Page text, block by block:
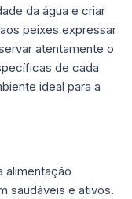
da água e criar
peixes expressar
atentamente o
de cada
ideal para a
alimentação
saudáveis e ativos.